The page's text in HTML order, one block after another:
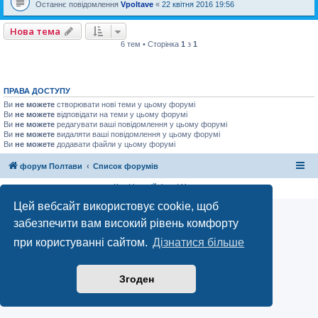
Цей вебсайт використовує cookie, щоб
забезпечити вам високий рівень комфорту
при користуванні сайтом. Дізнатися більше
Згоден
Останнє повідомлення Vpoltave « 22 квітня 2016 19:56
Нова тема
6 тем • Сторінка 1 з 1
ПРАВА ДОСТУПУ
Ви не можете створювати нові теми у цьому форумі
Ви не можете відповідати на теми у цьому форумі
Ви не можете редагувати ваші повідомлення у цьому форумі
Ви не можете видаляти ваші повідомлення у цьому форумі
Ви не можете додавати файли у цьому форумі
форум Полтави Список форумів
Конфіденційність|Умови